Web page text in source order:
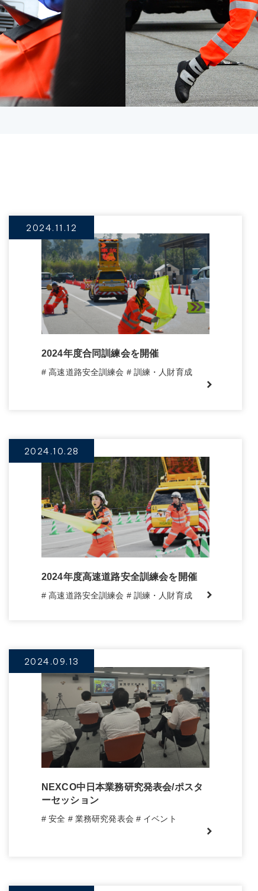
2024.11.12
2024年度合同訓練会を開催
# 高速道路安全訓練会 # 訓練・人財育成
2024.10.28
2024年度高速道路安全訓練会を開催
# 高速道路安全訓練会 # 訓練・人財育成
2024.09.13
NEXCO中日本業務研究発表会/ポスタ
ーセッション
# 安全 # 業務研究発表会 # イベント